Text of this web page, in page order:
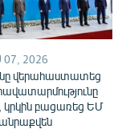
2026
վերահաստատեց
բացառեց ԵՄ